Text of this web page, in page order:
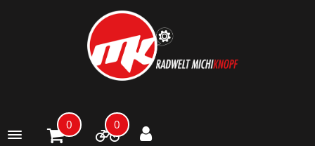
Toggle navigation
0 0